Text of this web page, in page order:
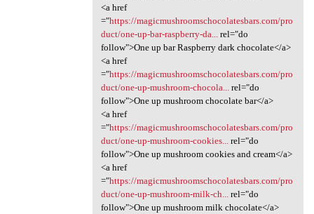
<a href
="https://magicmushroomschocolatesbars.com/pro
duct/one-up-bar-raspberry-da...
rel="do
follow">One up bar Raspberry dark chocolate</a>
<a href
="https://magicmushroomschocolatesbars.com/pro
duct/one-up-mushroom-chocola...
rel="do
follow">One up mushroom chocolate bar</a>
<a href
="https://magicmushroomschocolatesbars.com/pro
duct/one-up-mushroom-cookies...
rel="do
follow">One up mushroom cookies and cream</a>
<a href
="https://magicmushroomschocolatesbars.com/pro
duct/one-up-mushroom-milk-ch...
rel="do
follow">One up mushroom milk chocolate</a>